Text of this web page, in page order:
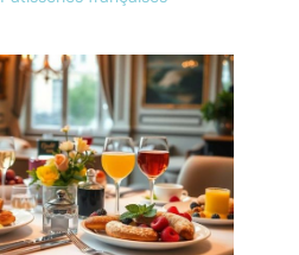
utilisation quotidienne ou
lors de réceptions et
événements.